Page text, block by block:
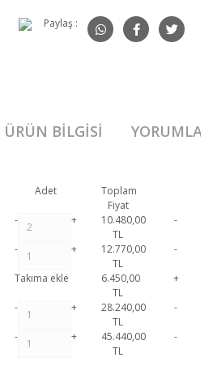
Paylaş :
ÜRÜN BILGISI YORUMLAR
Adet
Toplam
Fiyat
- +
10.480,00
TL
-
- +
12.770,00
TL
-
Takıma ekle
6.450,00
TL
+
- +
28.240,00
TL
-
- +
45.440,00
TL
-